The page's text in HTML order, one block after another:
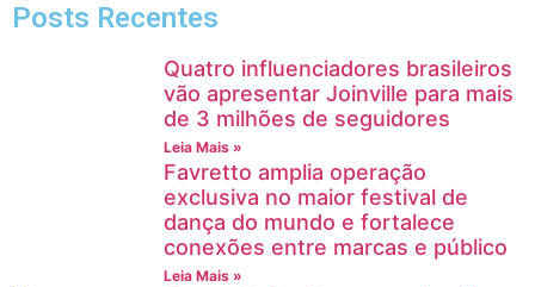
Posts Recentes
Quatro influenciadores brasileiros
vão apresentar Joinville para mais
de 3 milhões de seguidores
Leia Mais »
Favretto amplia operação
exclusiva no maior festival de
dança do mundo e fortalece
conexões entre marcas e público
Leia Mais »